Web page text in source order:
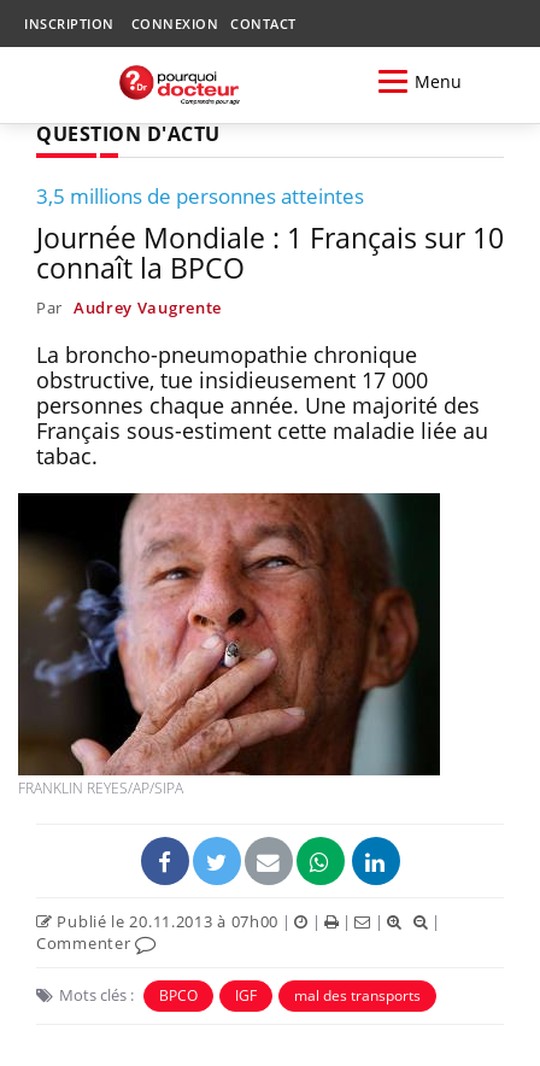
INSCRIPTION CONNEXION CONTACT
Menu
QUESTION D'ACTU
3,5 millions de personnes atteintes
Journée Mondiale : 1 Français sur 10
connaît la BPCO
Par Audrey Vaugrente
La broncho-pneumopathie chronique
obstructive, tue insidieusement 17 000
personnes chaque année. Une majorité des
Français sous-estiment cette maladie liée au
tabac.
FRANKLIN REYES/AP/SIPA
Publié le 20.11.2013 à 07h00 | | | |
|
Commenter
Mots clés : BPCO IGF mal des transports